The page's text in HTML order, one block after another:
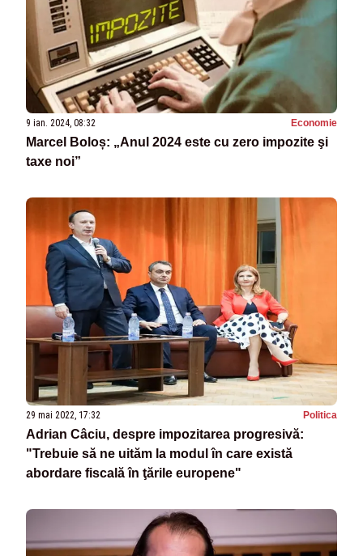
9 ian. 2024, 08:32 Economie
Marcel Boloș: „Anul 2024 este cu zero impozite şi
taxe noi”
29 mai 2022, 17:32 Politica
Adrian Câciu, despre impozitarea progresivă:
"Trebuie să ne uităm la modul în care există
abordare fiscală în ţările europene"